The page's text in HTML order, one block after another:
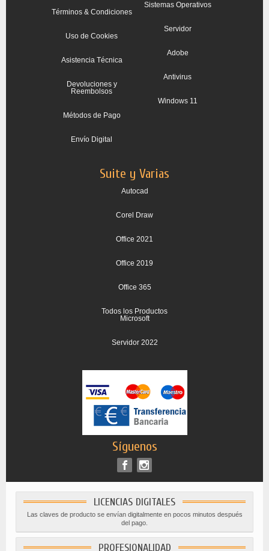
Términos & Condiciones
Uso de Cookies
Asistencia Técnica
Devoluciones y
Reembolsos
Métodos de Pago
Envío Digital
Sistemas Operativos
Servidor
Adobe
Antivirus
Windows 11
Suite y Varias
Autocad
Corel Draw
Office 2021
Office 2019
Office 365
Todos los Productos
Microsoft
Servidor 2022
Síguenos
LICENCIAS DIGITALES
Las claves de producto se envían digitalmente en pocos minutos después
del pago.
PROFESIONALIDAD